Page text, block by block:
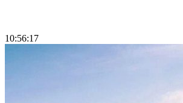
10:56:17